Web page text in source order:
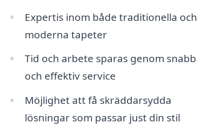
Expertis inom både traditionella och
moderna tapeter
Tid och arbete sparas genom snabb
och effektiv service
Möjlighet att få skräddarsydda
lösningar som passar just din stil